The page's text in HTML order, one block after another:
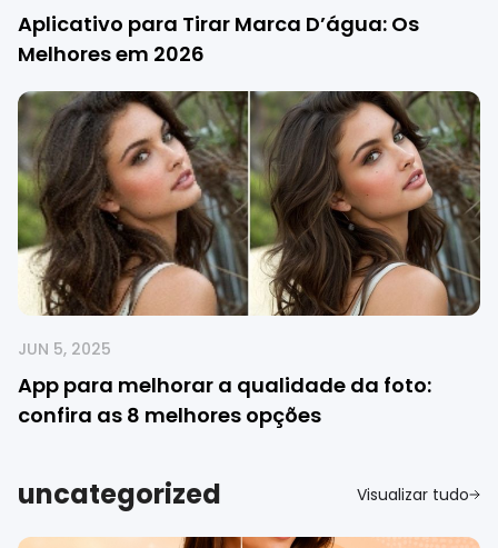
Aplicativo para Tirar Marca D’água: Os
Melhores em 2026
JUN 5, 2025
App para melhorar a qualidade da foto:
confira as 8 melhores opções
uncategorized Visualizar tudo